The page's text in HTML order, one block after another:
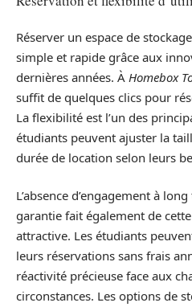
Réserver un espace de
simple et rapide grâce aux
dernières années. À Homebox
suffit de quelques clics pour
La flexibilité est l’un des
étudiants peuvent ajuster la
durée de location selon leurs
L’absence d’engagement à
garantie fait également de
attractive. Les étudiants
leurs réservations sans frais
réactivité précieuse face aux
circonstances. Les options de